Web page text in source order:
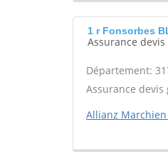
1 r Fonsorbes
Assurance
Département:
Assurance
Allianz